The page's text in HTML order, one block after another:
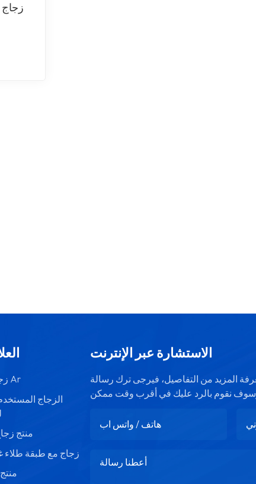
زجاج
زجاج مقسّى مطلي بـ Ar
الزجاج
منتج
زجاج مع طبقة طلاء
الاستشارة عبر الإنترنت
المزيد من التفاصيل، فيرجى ترك رسالة